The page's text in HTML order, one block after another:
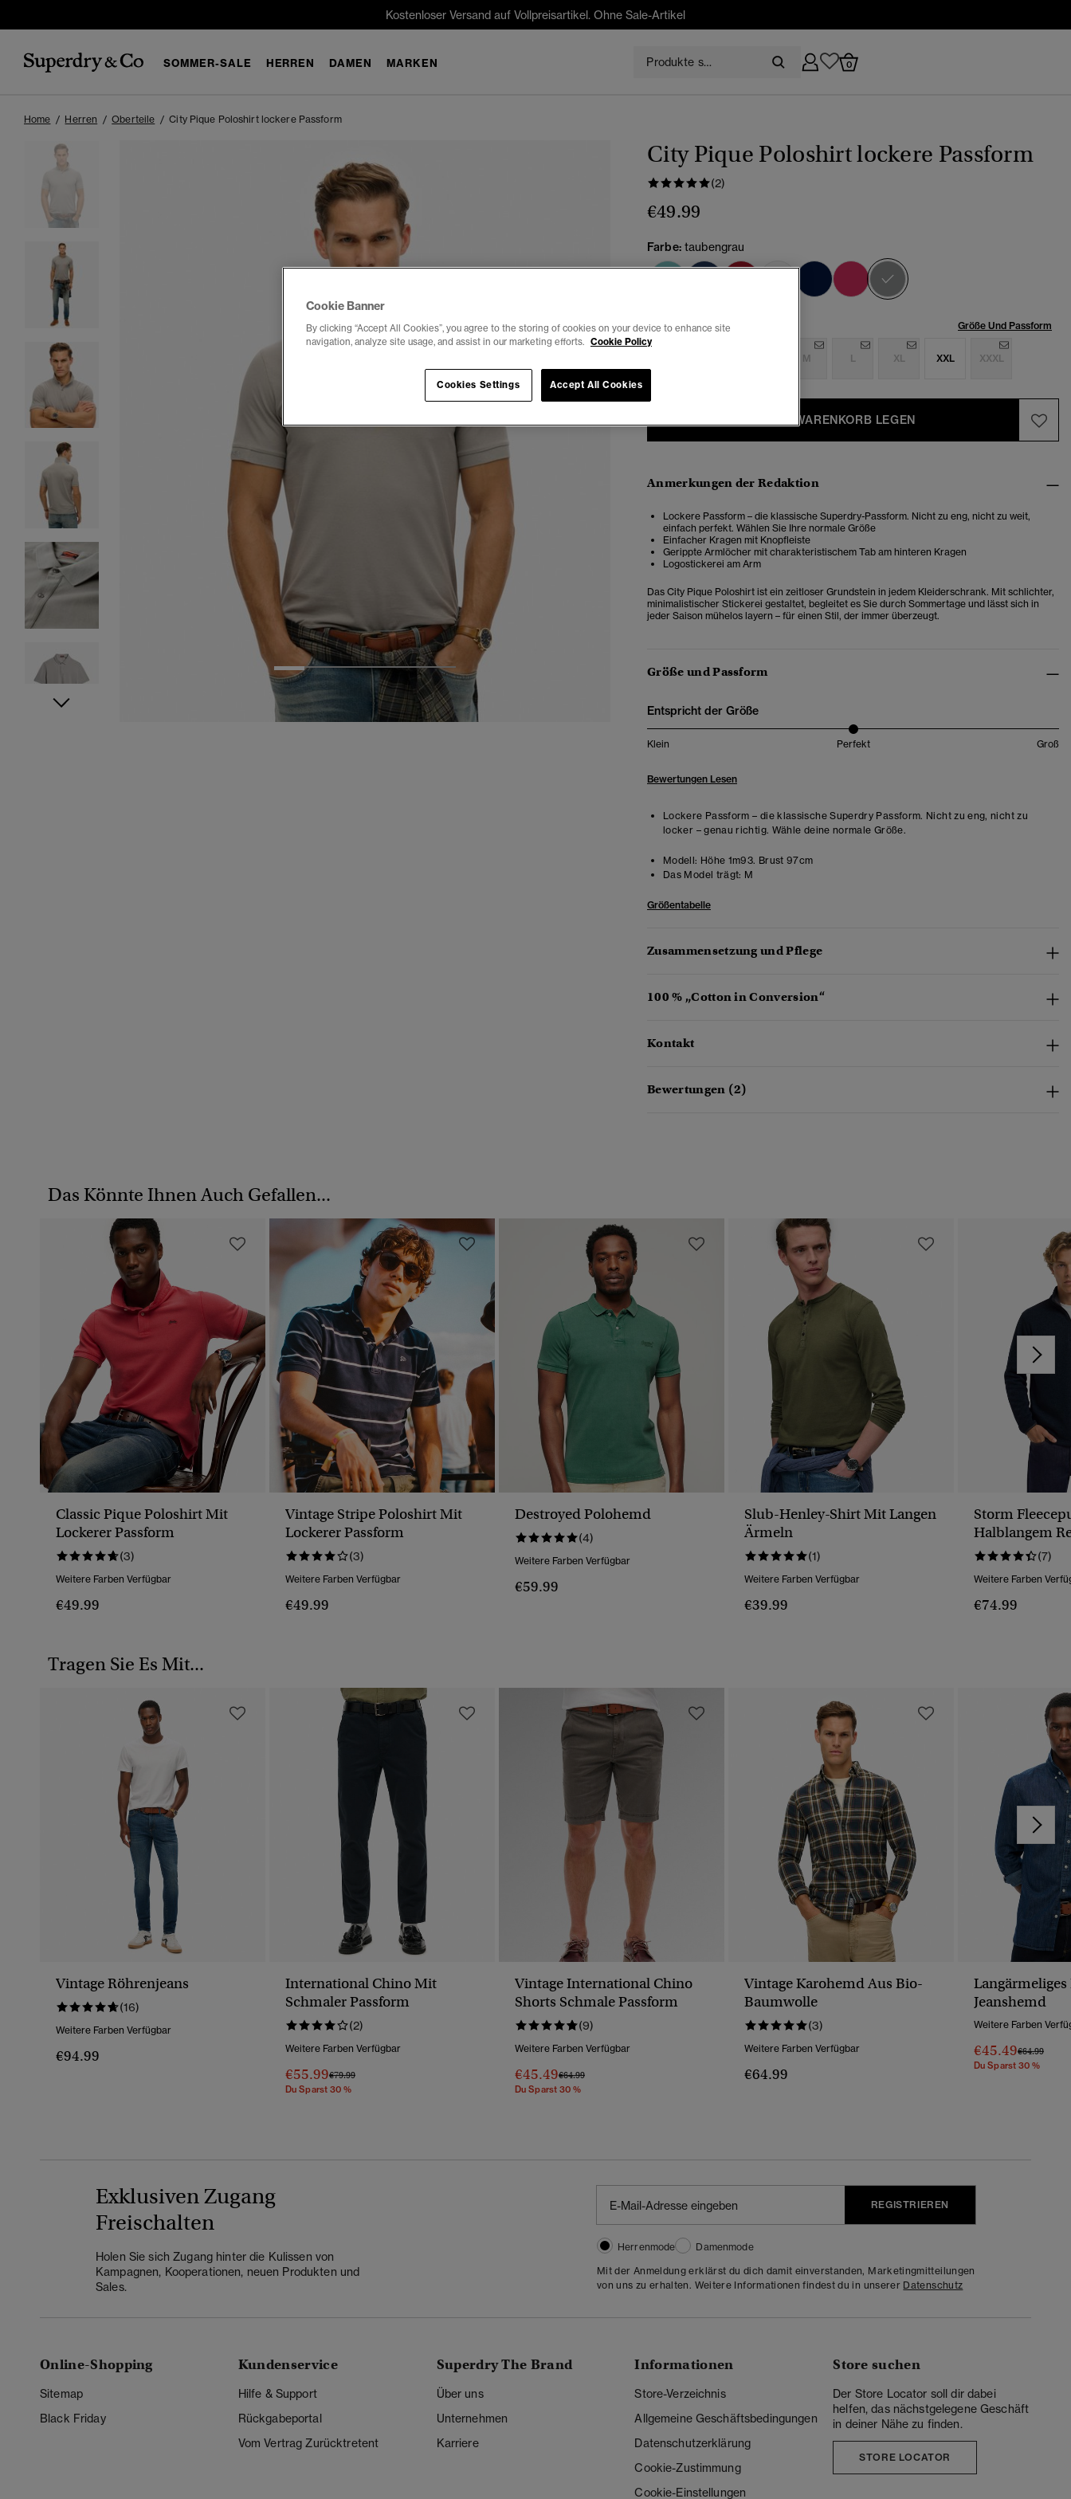
Kostenloser Versand auf Vollpreisartikel. Ohne Sale-Artikel
SOMMER-SALE HERREN DAMEN MARKEN 0
Home Herren Oberteile City Pique Poloshirt lockere Passform
1 2 4 6
City Pique Poloshirt lockere Passform
(2)
€49.99
Farbe: taubengrau
Ausgewählt
Auswählen Größe: Größe Und Passform
M L XL XXL XXXL
IN DEN WARENKORB LEGEN
Anmerkungen der Redaktion
Lockere Passform – die klassische Superdry-Passform. Nicht zu eng, nicht zu weit,
einfach perfekt. Wählen Sie Ihre normale Größe
Einfacher Kragen mit Knopfleiste
Gerippte Armlöcher mit charakteristischem Tab am hinteren Kragen
Logostickerei am Arm
Das City Pique Poloshirt ist ein zeitloser Grundstein in jedem Kleiderschrank. Mit schlichter,
minimalistischer Stickerei gestaltet, begleitet es Sie durch Sommertage und lässt sich in
jeder Saison mühelos layern – für einen Stil, der immer überzeugt.
Größe und Passform
Entspricht der Größe
Klein Perfekt Groß
Bewertungen Lesen
Lockere Passform – die klassische Superdry Passform. Nicht zu eng, nicht zu
locker – genau richtig. Wähle deine normale Größe.
Modell: Höhe 1m93. Brust 97cm
Das Model trägt: M
Größentabelle
Zusammensetzung und Pflege
100 % „Cotton in Conversion“
Kontakt
Bewertungen (2)
Das Könnte Ihnen Auch Gefallen...
Classic Pique Poloshirt Mit
Lockerer Passform
(3)
Weitere Farben Verfügbar
€49.99
Vintage Stripe Poloshirt Mit
Lockerer Passform
(3)
Weitere Farben Verfügbar
€49.99
Destroyed Polohemd
(4)
Weitere Farben Verfügbar
€59.99
Slub-Henley-Shirt Mit Langen
Ärmeln
(1)
Weitere Farben Verfügbar
€39.99
Storm
Halblangem
(7)
Weitere Farben
€74.99
Tragen Sie Es Mit...
Vintage Röhrenjeans
(16)
Weitere Farben Verfügbar
€94.99
International Chino Mit
Schmaler Passform
(2)
Weitere Farben Verfügbar
€55.99Preis Wurde Reduziert Von
€79.99Bis
Du Sparst 30 %
Vintage International Chino
Shorts Schmale Passform
(9)
Weitere Farben Verfügbar
€45.49Preis Wurde Reduziert Von
€64.99Bis
Du Sparst 30 %
Vintage Karohemd Aus Bio-
Baumwolle
(3)
Weitere Farben Verfügbar
€64.99
Langärmeliges
Jeanshemd
Weitere Farben
€45.49Preis Wurde
€64.99Bis
Du Sparst 30 %
Exklusiven Zugang
Freischalten
Holen Sie sich Zugang hinter die Kulissen von
Kampagnen, Kooperationen, neuen Produkten und
Sales.
REGISTRIEREN
Herrenmode
Damenmode
Mit der Anmeldung erklärst du dich damit einverstanden, Marketingmitteilungen
von uns zu erhalten. Weitere Informationen findest du in unserer Datenschutz
Online-Shopping
Sitemap
Black Friday
Kundenservice
Hilfe & Support
Rückgabeportal
Vom Vertrag Zurücktretent
Superdry The Brand
Über uns
Unternehmen
Karriere
Informationen
Store-Verzeichnis
Allgemeine Geschäftsbedingungen
Datenschutzerklärung
Cookie-Zustimmung
Cookie-Einstellungen
Store suchen
Der Store Locator soll dir dabei
helfen, das nächstgelegene Geschäft
in deiner Nähe zu finden.
STORE LOCATOR
Cookie Banner
By clicking “Accept All Cookies”, you agree to the storing of cookies on your device to enhance site
navigation, analyze site usage, and assist in our marketing efforts. Cookie Policy
Accept All Cookies
Cookies Settings